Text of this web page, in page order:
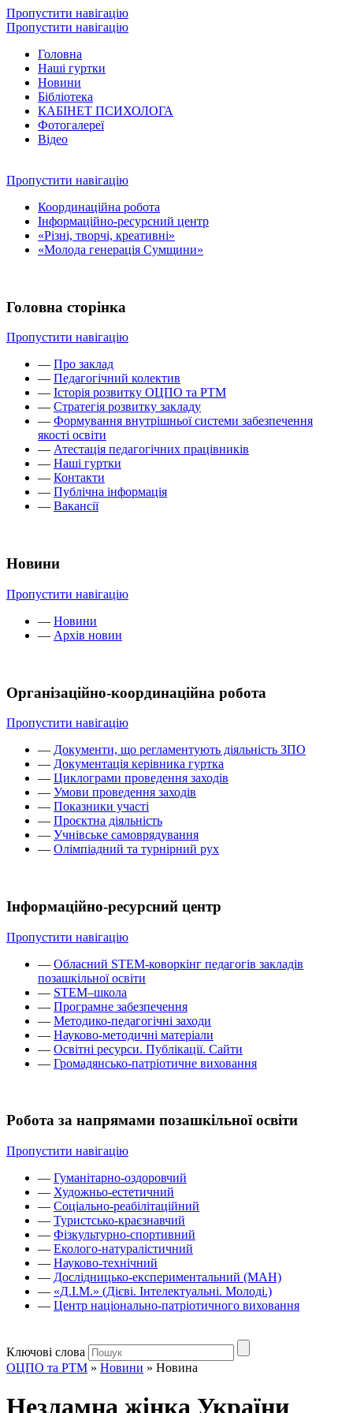
Пропустити навігацію
Пропустити навігацію
Головна
Наші гуртки
Новини
Бібліотека
КАБІНЕТ ПСИХОЛОГА
Фотогалереї
Відео
Пропустити навігацію
Координаційна робота
Інформаційно-ресурсний центр
«Різні, творчі, креативні»
«Молода генерація Сумщини»
Головна сторінка
Пропустити навігацію
— Про заклад
— Педагогічний колектив
— Історія розвитку ОЦПО та РТМ
— Стратегія розвитку закладу
— Формування внутрішньої системи забезпечення
якості освіти
— Атестація педагогічних працівників
— Наші гуртки
— Контакти
— Публічна інформація
— Вакансії
Новини
Пропустити навігацію
— Новини
— Архів новин
Організаційно-координаційна робота
Пропустити навігацію
— Документи, що регламентують діяльність ЗПО
— Документація керівника гуртка
— Циклограми проведення заходів
— Умови проведення заходів
— Показники участі
— Проєктна діяльність
— Учнівське самоврядування
— Олімпіадний та турнірний рух
Інформаційно-ресурсний центр
Пропустити навігацію
— Обласний STEM-коворкінг педагогів закладів
позашкільної освіти
— STEM–школа
— Програмне забезпечення
— Методико-педагогічні заходи
— Науково-методичні матеріали
— Освітні ресурси. Публікації. Сайти
— Громадянсько-патріотичне виховання
Робота за напрямами позашкільної освіти
Пропустити навігацію
— Гуманітарно-оздоровчий
— Художньо-естетичний
— Соціально-реабілітаційний
— Туристсько-краєзнавчий
— Фізкультурно-спортивний
— Еколого-натуралістичний
— Науково-технічний
— Дослідницько-експериментальний (МАН)
— «Д.І.М.» (Дієві. Інтелектуальні. Молоді.)
— Центр національно-патріотичного виховання
Ключові слова
ОЦПО та РТМ » Новини » Новина
Незламна жінка України